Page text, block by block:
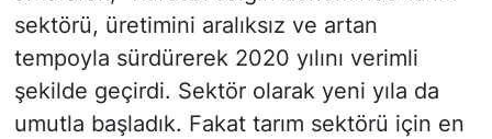
sektörü, üretimini aralıksız ve artan
tempoyla sürdürerek 2020 yılını verimli
şekilde geçirdi. Sektör olarak yeni yıla da
umutla başladık. Fakat tarım sektörü için en